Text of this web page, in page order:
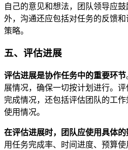
自己的意见和想法，团队领导应
外，沟通还应包括对任务的反馈
策略。
五、评估进展
评估进展是协作任务中的重要环节
展情况，确保一切按计划进行。
完成情况，还包括评估团队的工
使用情况。
在评估进展时，团队应使用具体
用任务完成率、时间进度、预算